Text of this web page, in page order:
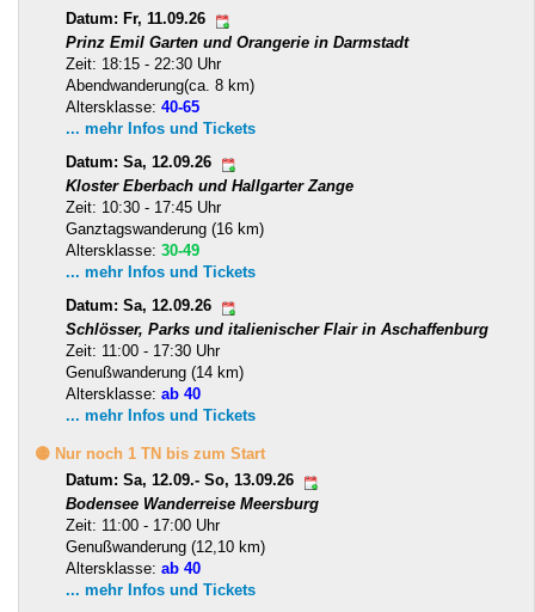
Datum: Fr, 11.09.26
Prinz Emil Garten und Orangerie in Darmstadt
Zeit: 18:15 - 22:30 Uhr
Abendwanderung(ca. 8 km)
Altersklasse: 40-65
... mehr Infos und Tickets
Datum: Sa, 12.09.26
Kloster Eberbach und Hallgarter Zange
Zeit: 10:30 - 17:45 Uhr
Ganztagswanderung (16 km)
Altersklasse: 30-49
... mehr Infos und Tickets
Datum: Sa, 12.09.26
Schlösser, Parks und italienischer Flair in Aschaffenburg
Zeit: 11:00 - 17:30 Uhr
Genußwanderung (14 km)
Altersklasse: ab 40
... mehr Infos und Tickets
🟡 Nur noch 1 TN bis zum Start
Datum: Sa, 12.09.- So, 13.09.26
Bodensee Wanderreise Meersburg
Zeit: 11:00 - 17:00 Uhr
Genußwanderung (12,10 km)
Altersklasse: ab 40
... mehr Infos und Tickets